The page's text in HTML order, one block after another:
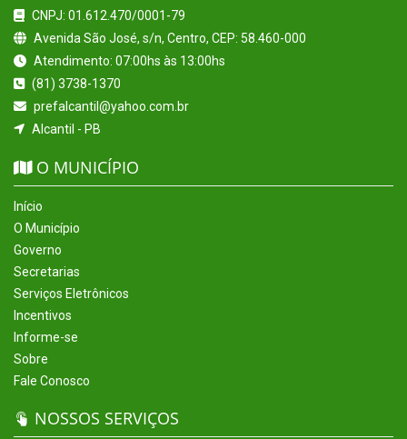
CNPJ: 01.612.470/0001-79
Avenida São José, s/n, Centro, CEP: 58.460-000
Atendimento: 07:00hs às 13:00hs
(81) 3738-1370
prefalcantil@yahoo.com.br
Alcantil - PB
O MUNICÍPIO
Início
O Município
Governo
Secretarias
Serviços Eletrônicos
Incentivos
Informe-se
Sobre
Fale Conosco
NOSSOS SERVIÇOS